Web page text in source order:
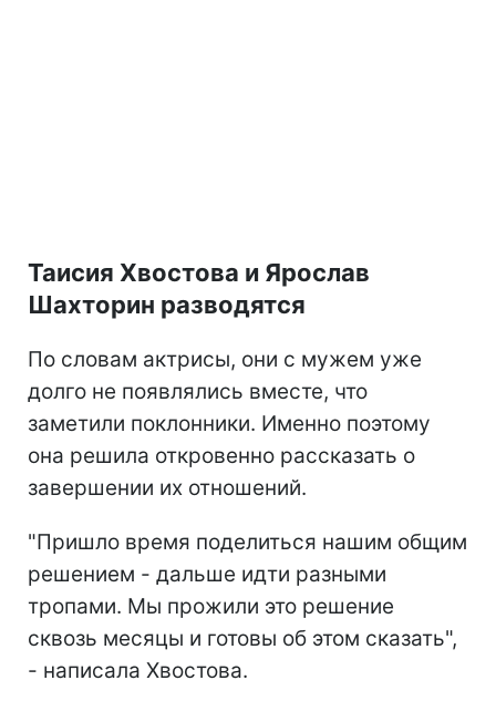
Таисия Хвостова и Ярослав
Шахторин разводятся
По словам актрисы, они с мужем уже
долго не появлялись вместе, что
заметили поклонники. Именно поэтому
она решила откровенно рассказать о
завершении их отношений.
"Пришло время поделиться нашим общим
решением - дальше идти разными
тропами. Мы прожили это решение
сквозь месяцы и готовы об этом сказать",
- написала Хвостова.